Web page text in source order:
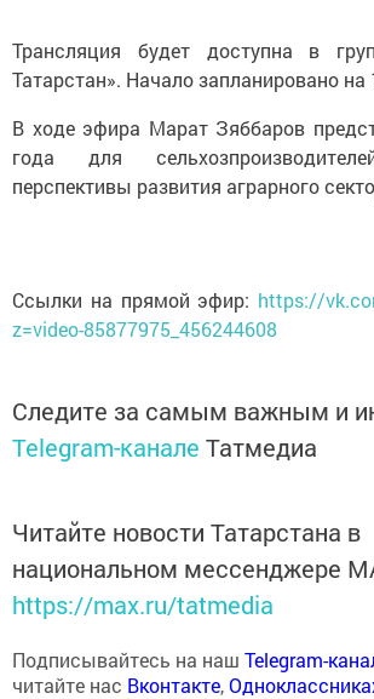
Трансляция будет доступна в
Татарстан». Начало запланировано на
В ходе эфира Марат Зяббаров
года для
перспективы развития аграрного
Ссылки на прямой эфир: https://
z=video-85877975_456244608
Следите за самым важным и
Telegram-канале Татмедиа
Читайте новости Татарстана в
национальном мессенджере
https://max.ru/tatmedia
Подписывайтесь на наш Telegram-
читайте нас Вконтакте,